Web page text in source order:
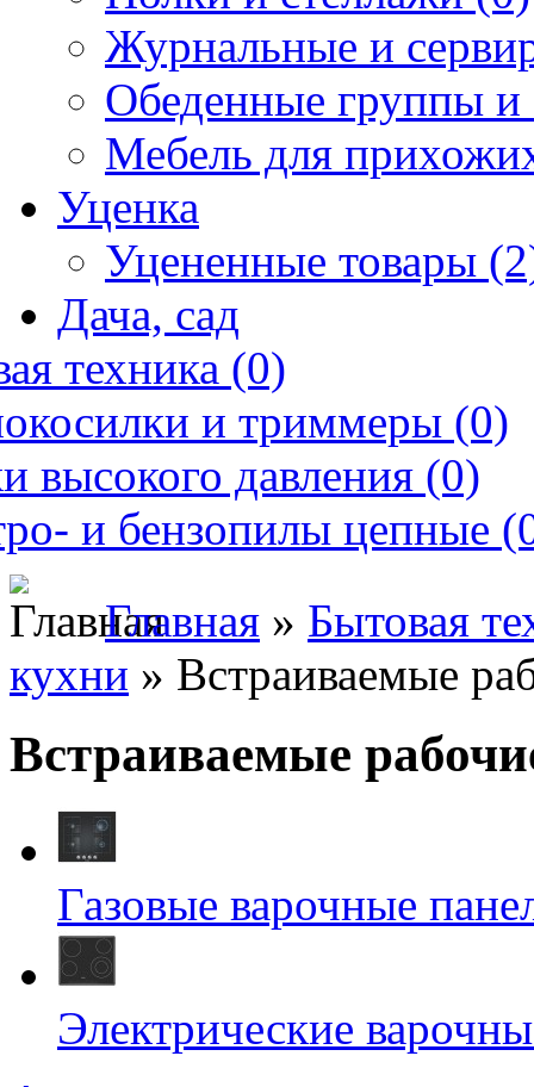
Журнальные и
Обеденные группы и
Мебель для
Уценка
Уцененные товары
Дача, сад
техника (0)
и триммеры (0)
высокого давления (0)
и бензопилы цепные
Главная » Бытовая
кухни » Встраиваемые
Встраиваемые
Газовые варочные
Электрические